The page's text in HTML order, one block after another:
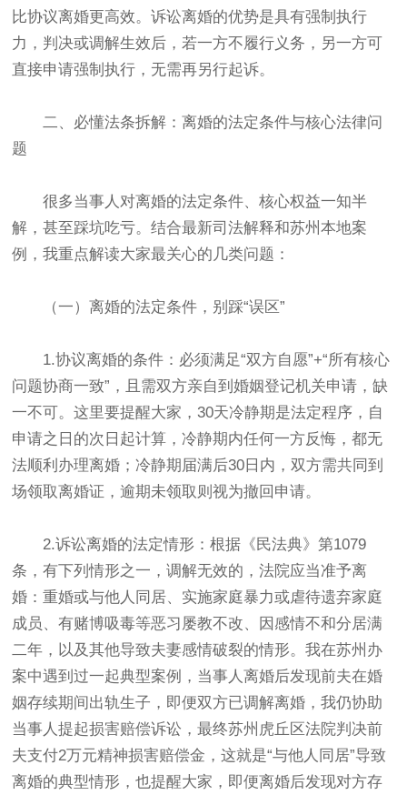
比协议离婚更高效。诉讼离婚的优势是具有强制执行
力，判决或调解生效后，若一方不履行义务，另一方可
直接申请强制执行，无需再另行起诉。
二、必懂法条拆解：离婚的法定条件与核心法律问
题
很多当事人对离婚的法定条件、核心权益一知半
解，甚至踩坑吃亏。结合最新司法解释和苏州本地案
例，我重点解读大家最关心的几类问题：
（一）离婚的法定条件，别踩“误区”
1.协议离婚的条件：必须满足“双方自愿”+“所有核心
问题协商一致”，且需双方亲自到婚姻登记机关申请，缺
一不可。这里要提醒大家，30天冷静期是法定程序，自
申请之日的次日起计算，冷静期内任何一方反悔，都无
法顺利办理离婚；冷静期届满后30日内，双方需共同到
场领取离婚证，逾期未领取则视为撤回申请。
2.诉讼离婚的法定情形：根据《民法典》第1079
条，有下列情形之一，调解无效的，法院应当准予离
婚：重婚或与他人同居、实施家庭暴力或虐待遗弃家庭
成员、有赌博吸毒等恶习屡教不改、因感情不和分居满
二年，以及其他导致夫妻感情破裂的情形。我在苏州办
案中遇到过一起典型案例，当事人离婚后发现前夫在婚
姻存续期间出轨生子，即便双方已调解离婚，我仍协助
当事人提起损害赔偿诉讼，最终苏州虎丘区法院判决前
夫支付2万元精神损害赔偿金，这就是“与他人同居”导致
离婚的典型情形，也提醒大家，即便离婚后发现对方存